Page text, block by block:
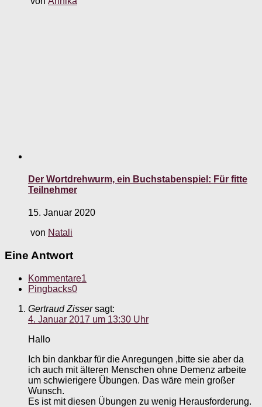
Der Wortdrehwurm, ein Buchstabenspiel: Für fitte
Teilnehmer
15. Januar 2020
von Natali
Eine Antwort
Kommentare1
Pingbacks0
Gertraud Zisser sagt:
4. Januar 2017 um 13:30 Uhr
Hallo
Ich bin dankbar für die Anregungen ,bitte sie aber da
ich auch mit älteren Menschen ohne Demenz arbeite
um schwierigere Übungen. Das wäre mein großer
Wunsch.
Es ist mit diesen Übungen zu wenig Herausforderung.